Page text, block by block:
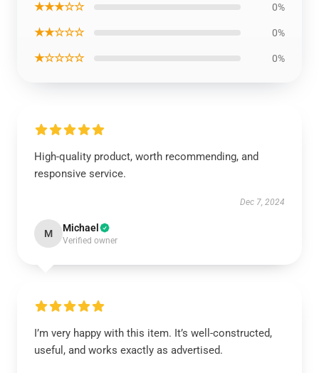
★★★☆☆ 0%
★★☆☆☆ 0%
★☆☆☆☆ 0%
High-quality product, worth recommending, and
responsive service.
Dec 7, 2024
M Michael
Verified owner
I’m very happy with this item. It’s well-constructed,
useful, and works exactly as advertised.